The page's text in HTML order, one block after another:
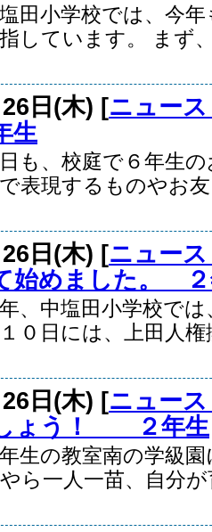
田小学校では、今
しています。 まず
日(木) [ニュー
生
も、校庭で６年生
表現するものやお
日(木) [ニュー
始めました。
、中塩田小学校で
０日には、上田人権
日(木) [ニュー
ょう！ ２年生
年生の教室南の学級
ら一人一苗、自分が